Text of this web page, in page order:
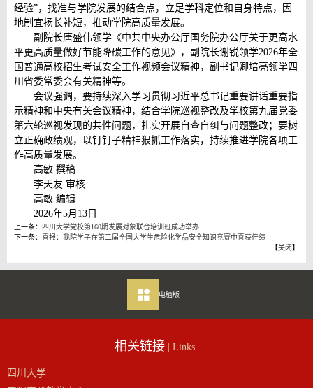
经验”，找准与学院发展的结合点，立足学科定位和自身特点，因
地制宜扬长补短，推动学院高质量发展。
副院长唐盛伟领学《中共中央办公厅国务院办公厅关于更高水
平更高质量做好节能降碳工作的意见》，副院长谢锐领学2026年全
国普通高校招生考试安全工作视频会议精神，副书记卿培亮领学四
川省委常委会有关精神等。
会议强调，要持续深入学习贯彻习近平总书记重要讲话重要指
示精神和中央有关会议精神，结合学院巡视整改及学校第九届党委
第六轮巡视发现的共性问题，扎实开展自查自纠与问题整改；要树
立正确政绩观，以钉钉子精神狠抓工作落实，持续推进学院各项工
作高质量发展。
高敏 撰稿
李天友 审核
高敏 编辑
2026年5月13日
上一条： 四川大学党校第160期发展对象联合培训班成功举办
下一条： 喜报：我院学子在第二届全国大学生危险化学品安全知识竞赛中喜获佳绩
【关闭】
电脑版
相关链接 | Links
四川大学